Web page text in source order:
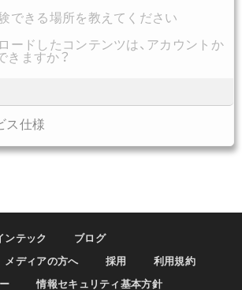
できる場所を教えてください
ードしたコンテンツは、アカウントか
きますか？
ス仕様
ンテック
ブログ
メディアの方へ 採用
利用規約
情報セキュリティ基本方針